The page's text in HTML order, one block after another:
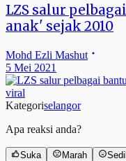
LZS salur
anak' sejak 2010
Mohd Ezli Mashut
5 Mei 2021
viral
Kategoriselangor
Apa reaksi anda?
Suka Marah